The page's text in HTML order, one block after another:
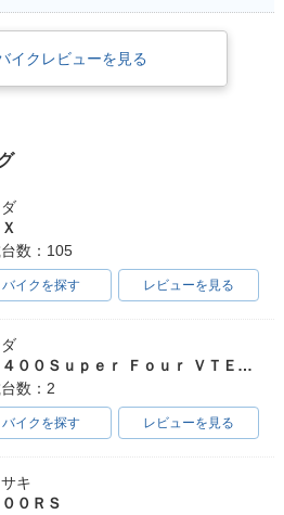
イクレビューを見る
数：105
バイクを探す レビューを見る
ＣＢ４００Ｓｕｐｅｒ Ｆｏｕｒ ＶＴＥＣ ＳＰＥＣ３
数：2
バイクを探す レビューを見る
キ
０ＲＳ